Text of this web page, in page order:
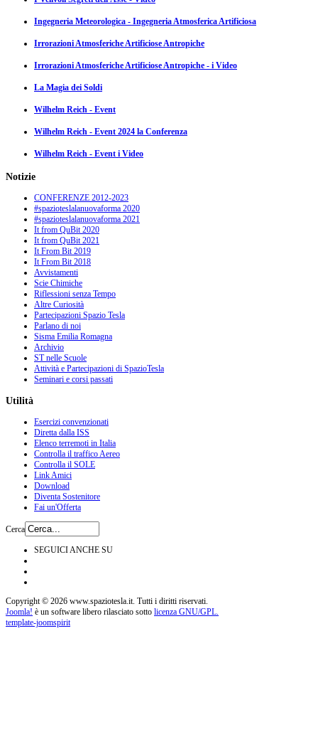
Ingegneria Meteorologica - Ingegneria Atmosferica Artificiosa
Irrorazioni Atmosferiche Artificiose Antropiche
Irrorazioni Atmosferiche Artificiose Antropiche - i Video
La Magia dei Soldi
Wilhelm Reich - Event
Wilhelm Reich - Event 2024 la Conferenza
Wilhelm Reich - Event i Video
Notizie
CONFERENZE 2012-2023
#spazioteslalanuovaforma 2020
#spazioteslalanuovaforma 2021
It from QuBit 2020
It from QuBit 2021
It From Bit 2019
It From Bit 2018
Avvistamenti
Scie Chimiche
Riflessioni senza Tempo
Altre Curiosità
Partecipazioni Spazio Tesla
Parlano di noi
Sisma Emilia Romagna
Archivio
ST nelle Scuole
Attività e Partecipazioni di SpazioTesla
Seminari e corsi passati
Utilità
Esercizi convenzionati
Diretta dalla ISS
Elenco terremoti in Italia
Controlla il traffico Aereo
Controlla il SOLE
Link Amici
Download
Diventa Sostenitore
Fai un'Offerta
Cerca
SEGUICI ANCHE SU
Copyright © 2026 www.spaziotesla.it. Tutti i diritti riservati.
Joomla! è un software libero rilasciato sotto licenza GNU/GPL.
template-joomspirit